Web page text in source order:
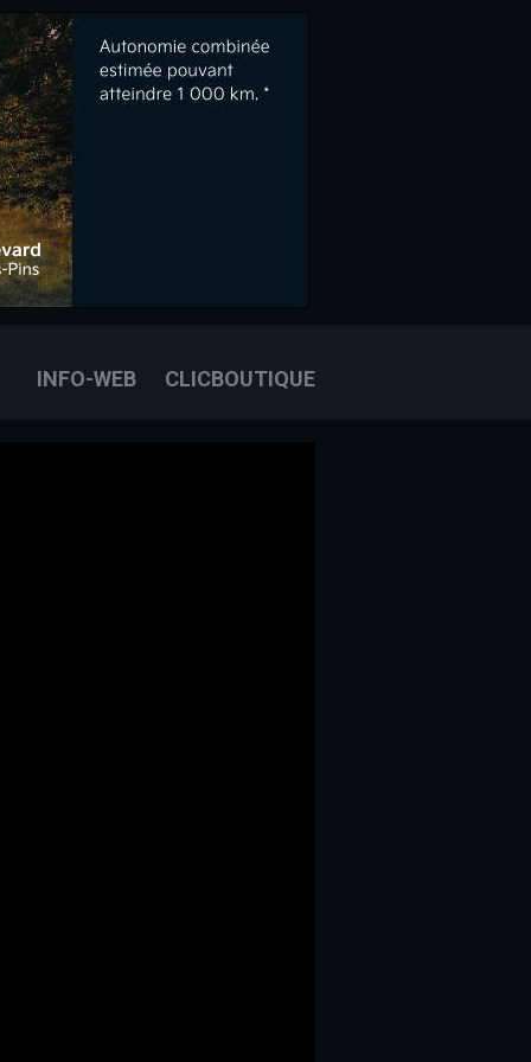
JOINDRE
INFO-WEB CLICBOUTIQUE